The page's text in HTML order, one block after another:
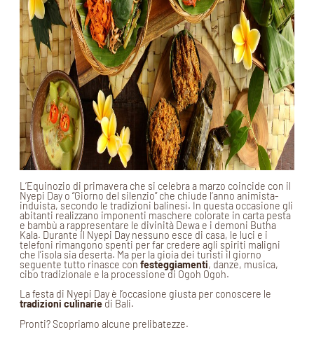
L’Equinozio di primavera che si celebra a marzo coincide con il
Nyepi Day o “Giorno del silenzio” che chiude l’anno animista-
induista, secondo le tradizioni balinesi. In questa occasione gli
abitanti realizzano imponenti maschere colorate in carta pesta
e bambù a rappresentare le divinità Dewa e i demoni Butha
Kala. Durante il Nyepi Day nessuno esce di casa, le luci e i
telefoni rimangono spenti per far credere agli spiriti maligni
che l’isola sia deserta. Ma per la gioia dei turisti il giorno
seguente tutto rinasce con festeggiamenti, danze, musica,
cibo tradizionale e la processione di Ogoh Ogoh.
La festa di Nyepi Day è l’occasione giusta per conoscere le
tradizioni culinarie di Bali.
Pronti? Scopriamo alcune prelibatezze.